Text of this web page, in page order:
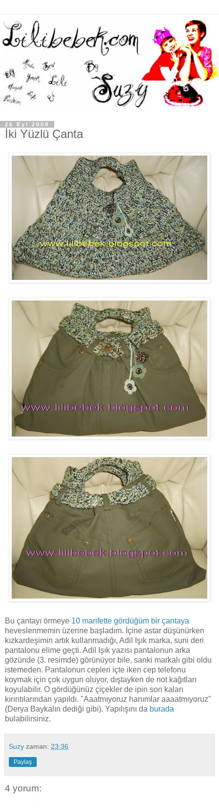
26 Eyl 2008
İki Yüzlü Çanta
Bu çantayı örmeye 10 marifette gördüğüm bir çantaya
heveslenmemin üzerine başladım. İçine astar düşünürken
kızkardeşimin artık kullanmadığı, Adil Işık marka, suni deri
pantalonu elime geçti. Adil Işık yazısı pantalonun arka
gözünde (3. resimde) görünüyor bile, sanki markalı gibi oldu
istemeden. Pantalonun cepleri içte iken cep telefonu
koymak için çok uygun oluyor, dıştayken de not kağıtları
koyulabilir. O gördüğünüz çiçekler de ipin son kalan
kırıntılarından yapıldı. "Aaatmıyoruz hanımlar aaaatmıyoruz"
(Derya Baykalın dediği gibi). Yapılışını da burada
bulabilirsiniz.
Suzy zaman: 23:36
Paylaş
4 yorum: